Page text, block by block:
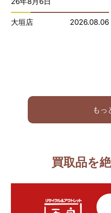
大垣店 2026.08.06
もっ
買取品を